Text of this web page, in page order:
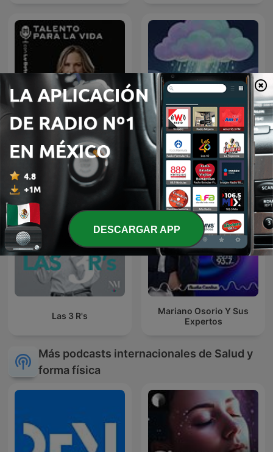
Talento Para la Vida con
Lu Botello
Sonido de Lluvia, Lluvia
Relajante, Lluvia Suave,
Lluvia Nocturna,
Descanso Con Lluvia
Las 3 R's
Mariano Osorio Y Sus
Expertos
Más podcasts internacionales de Salud y
forma física
DESCARGAR APP